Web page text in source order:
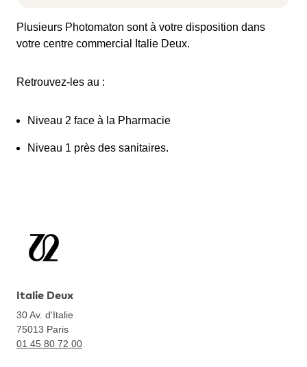
Plusieurs Photomaton sont à votre disposition dans
votre centre commercial Italie Deux.
Retrouvez-les au :
Niveau 2 face à la Pharmacie
Niveau 1 près des sanitaires.
Italie Deux
30 Av. d'Italie
75013 Paris
01 45 80 72 00